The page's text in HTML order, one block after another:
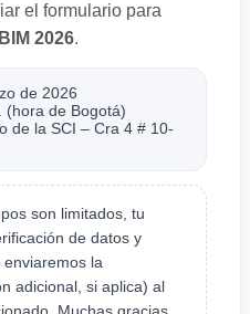
el formulario para
2026.
de 2026
(hora de Bogotá)
de la SCI – Cra 4 # 10-
son limitados, tu
de datos y
enviaremos la
adicional, si aplica) al